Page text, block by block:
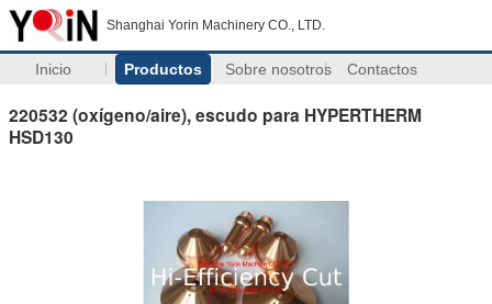
Shanghai Yorin Machinery CO., LTD.
Inicio Productos Sobre nosotros Contactos
220532 (oxígeno/aire), escudo para HYPERTHERM
HSD130